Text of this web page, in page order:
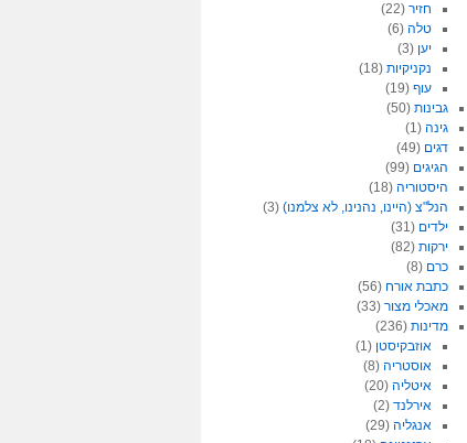
חזיר (22)
טלה (6)
יען (3)
נקניקיות (18)
עוף (19)
גבינות(50)
גינה(1)
דגים (49)
הגיגים (99)
היסטוריה(18)
הנל"צ (היינו, נהנינו, לא צלמנו)(3)
ילדים (31)
ירקות(82)
כרם (8)
כתבת אורח (56)
מאכלי מצור(33)
מדינות(236)
אוזבקיסטן (1)
אוסטריה (8)
איטליה (20)
אירלנד (2)
אנגליה (29)